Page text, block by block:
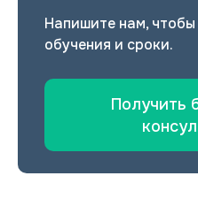
Напишите нам, чтобы
обучения и сроки.
Получить